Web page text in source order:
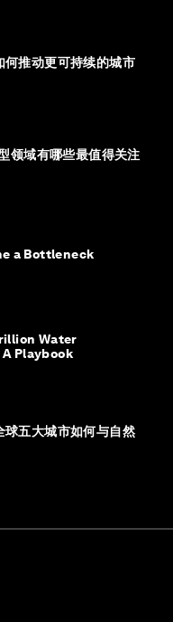
何推动更可持续的城市
领域有哪些最值得关注
a Bottleneck
Water
Playbook
球五大城市如何与自然